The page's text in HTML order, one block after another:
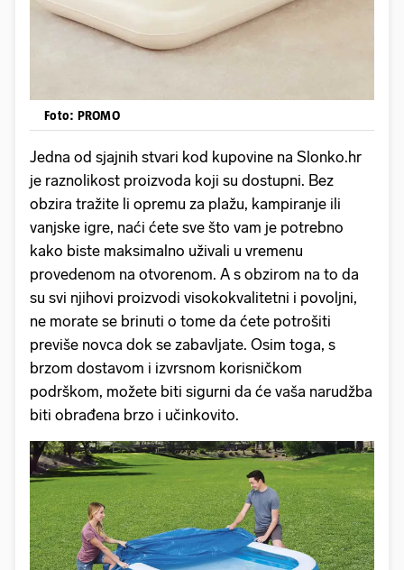
Foto: PROMO
Jedna od sjajnih stvari kod kupovine na Slonko.hr
je raznolikost proizvoda koji su dostupni. Bez
obzira tražite li opremu za plažu, kampiranje ili
vanjske igre, naći ćete sve što vam je potrebno
kako biste maksimalno uživali u vremenu
provedenom na otvorenom. A s obzirom na to da
su svi njihovi proizvodi visokokvalitetni i povoljni,
ne morate se brinuti o tome da ćete potrošiti
previše novca dok se zabavljate. Osim toga, s
brzom dostavom i izvrsnom korisničkom
podrškom, možete biti sigurni da će vaša narudžba
biti obrađena brzo i učinkovito.